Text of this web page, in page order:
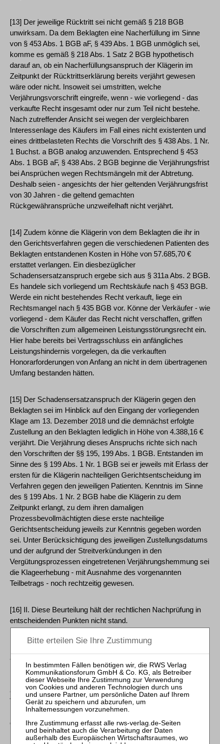
[13] Der jeweilige Rücktritt sei nicht gemäß § 218 BGB
unwirksam. Da dem Beklagten eine Nacherfüllung im Sinne
von § 453 Abs. 1 BGB aF, § 439 Abs. 1 BGB unmöglich sei,
komme es gemäß § 218 Abs. 1 Satz 2 BGB hypothetisch
darauf an, ob ein Nacherfüllungsanspruch der Klägerin im
Zeitpunkt der Rücktrittserklärung bereits verjährt gewesen
wäre oder nicht. Insoweit sei umstritten, welche
Verjährungsvorschrift eingreife, wenn - wie vorliegend - das
verkaufte Recht insgesamt oder nur zum Teil nicht bestehe.
Nach zutreffender Ansicht sei wegen der vergleichbaren
Interessenlage des Käufers im Fall eines nicht existenten und
eines drittbelasteten Rechts die Vorschrift des § 438 Abs. 1 Nr.
1 Buchst. a BGB analog anzuwenden. Entsprechend § 453
Abs. 1 BGB aF, § 438 Abs. 2 BGB beginne die Verjährungsfrist
bei Ansprüchen wegen Rechtsmängeln mit der Abtretung.
Deshalb seien - angesichts der hier geltenden Verjährungsfrist
von 30 Jahren - die geltend gemachten
Rückgewähransprüche unzweifelhaft nicht verjährt.
[14] Zudem könne die Klägerin von dem Beklagten die ihr in
den Gerichtsverfahren gegen die verschiedenen Patienten des
Beklagten entstandenen Kosten in Höhe von 57.685,70 €
erstattet verlangen. Ein diesbezüglicher
Schadensersatzanspruch ergebe sich aus § 311a Abs. 2 BGB.
Es handele sich vorliegend um Rechtskäufe nach § 453 BGB.
Werde ein nicht bestehendes Recht verkauft, liege ein
Rechtsmangel nach § 435 BGB vor. Könne der Verkäufer - wie
vorliegend - dem Käufer das Recht nicht verschaffen, griffen
die Vorschriften zum allgemeinen Leistungsstörungsrecht ein.
Hier habe bereits bei Vertragsschluss ein anfängliches
Leistungshindernis vorgelegen, da die verkauften
Honorarforderungen von Anfang an nicht in dem übertragenen
Umfang bestanden hätten.
[15] Der Schadensersatzanspruch der Klägerin gegen den
Beklagten sei im Hinblick auf den Eingang der vorliegenden
Klage am 13. Dezember 2018 und die demnächst erfolgte
Zustellung an den Beklagten lediglich in Höhe von 4.388,16 €
verjährt. Die Verjährung dieses Anspruchs richte sich nach
den Vorschriften der §§ 195, 199 Abs. 1 BGB. Entstanden im
Sinne des § 199 Abs. 1 Nr. 1 BGB sei er jeweils mit Erlass der
ersten für die Klägerin nachteiligen Gerichtsentscheidung im
Verfahren gegen den jeweiligen Patienten. Kenntnis im Sinne
des § 199 Abs. 1 Nr. 2 BGB habe die Klägerin zu dem
Zeitpunkt erlangt, zu dem ihren damaligen
Prozessbevollmächtigten diese erste nachteilige
Gerichtsentscheidung jeweils zur Kenntnis gegeben worden
sei. Unter Berücksichtigung des jeweiligen Zustellungsdatums
und der aufgrund der Streitverkündungen in den
Vergütungsprozessen eingetretenen Verjährungshemmung sei
die Klageerhebung - mit Ausnahme des vorgenannten
Teilbetrags - noch rechtzeitig gewesen.
[16] II. Diese Beurteilung hält der rechtlichen Nachprüfung in
entscheidenden Punkten nicht stand.
[17] 1. Das Berufungsgericht hat zwar rechtsfehlerfrei
angenommen, dass es sich bei den Verträgen der Parteien
über den Erwerb von zahnärztlichen Honorarforderungen des
Beklagten gegen seine Patienten aufgrund ihrer Ausgestaltung
als echtes Factoring (vgl. BGH, Urteile vom 15. April 1987 -
VIII ZR 97/86, BGHZ 100, 353, 358 f.; vom 8. Mai 2014 - IX ZR
128/12, NJW 2014, 2358 Rn. 17) um Rechtskäufe handelt und
damit gemäß § 453 Abs. 1 BGB die gesetzlichen
Bestimmungen über den Kauf von Sachen in der vorliegend